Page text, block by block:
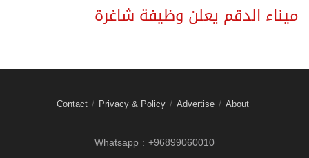
ميناء الدقم يعلن وظيفة شاغرة
About
Advertise
Privacy & Policy
Contact
Whatsapp : +96899060010